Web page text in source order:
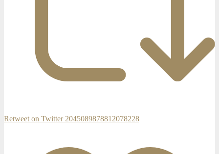
Retweet on Twitter 2045089878812078228